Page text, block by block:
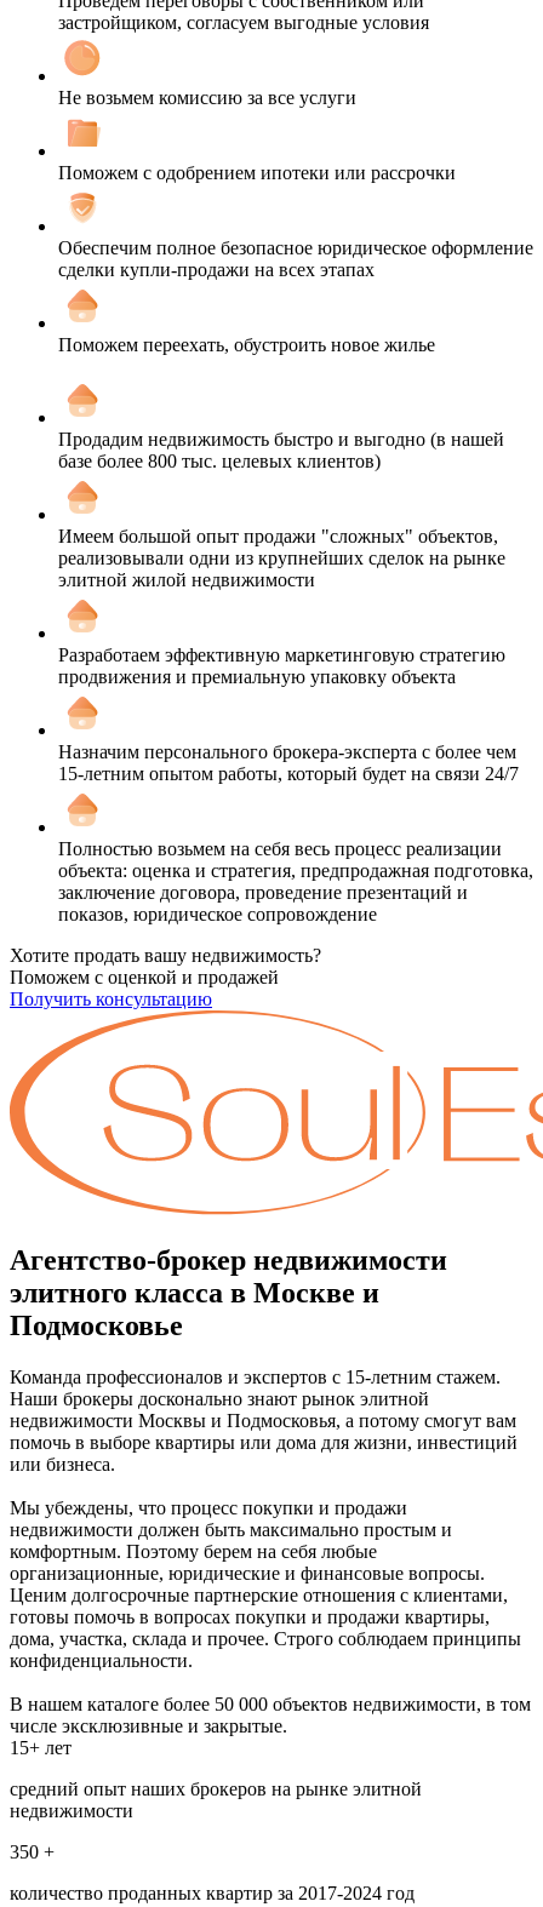
застройщиком, согласуем выгодные условия
Не возьмем комиссию за все услуги
Поможем с одобрением ипотеки или рассрочки
Обеспечим полное безопасное юридическое оформление
сделки купли-продажи на всех этапах
Поможем переехать, обустроить новое жилье
Продадим недвижимость быстро и выгодно (в нашей
базе более 800 тыс. целевых клиентов)
Имеем большой опыт продажи "сложных" объектов,
реализовывали одни из крупнейших сделок на рынке
элитной жилой недвижимости
Разработаем эффективную маркетинговую стратегию
продвижения и премиальную упаковку объекта
Назначим персонального брокера-эксперта с более чем
15-летним опытом работы, который будет на связи 24/7
Полностью возьмем на себя весь процесс реализации
объекта: оценка и стратегия, предпродажная подготовка,
заключение договора, проведение презентаций и
показов, юридическое сопровождение
Хотите продать вашу недвижимость?
Поможем с оценкой и продажей
Получить консультацию
Агентство-брокер недвижимости
элитного класса в Москве и
Подмосковье
Команда профессионалов и экспертов с 15-летним стажем.
Наши брокеры досконально знают рынок элитной
недвижимости Москвы и Подмосковья, а потому смогут вам
помочь в выборе квартиры или дома для жизни, инвестиций
или бизнеса.
Мы убеждены, что процесс покупки и продажи
недвижимости должен быть максимально простым и
комфортным. Поэтому берем на себя любые
организационные, юридические и финансовые вопросы.
Ценим долгосрочные партнерские отношения с клиентами,
готовы помочь в вопросах покупки и продажи квартиры,
дома, участка, склада и прочее. Строго соблюдаем принципы
конфиденциальности.
В нашем каталоге более 50 000 объектов недвижимости, в том
числе эксклюзивные и закрытые.
15+ лет
средний опыт наших брокеров на рынке элитной
недвижимости
350 +
количество проданных квартир за 2017-2024 год